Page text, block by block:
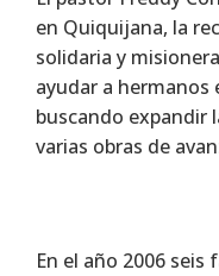
en Quiquijana, la
solidaria y
ayudar a
buscando expandir
varias obras de
En el año 2006